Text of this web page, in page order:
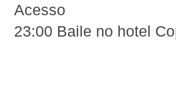
Acesso
23:00 Baile no hotel